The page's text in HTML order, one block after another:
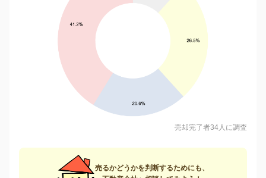
売却完了者34人に調査
売るかどうかを判断するためにも、